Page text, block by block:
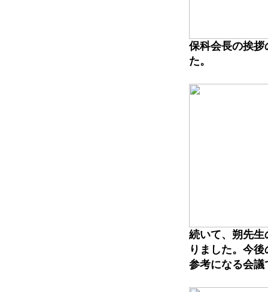
保科会長の挨
た。
続いて、朔先
りました。今
参考になる会議